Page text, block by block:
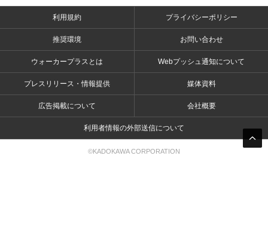
利用規約 プライバシーポリシー
推奨環境 お問い合わせ
ウォーカープラスとは Webプッシュ通知について
プレスリリース・情報提供 媒体資料
広告掲載について 会社概要
利用者情報の外部送信について
©KADOKAWA CORPORATION